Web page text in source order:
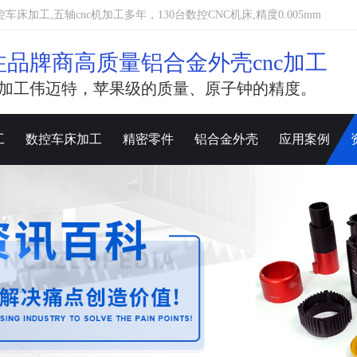
床加工,五轴cnc机加工多年，130台数控CNC机床,精度0.005mm
品牌商高质量铝合金外壳cnc加工
工伟迈特，苹果级的质量、原子钟的精度。
数控车床加工 精密零件 铝合金外壳 应用案例